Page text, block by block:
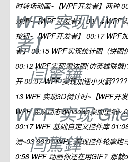
时转场动画~【WPF开发者】两种
效果~【WPF开发者】 00:14 WPF
按钮~【WPF开发者】 00:17 WPF
者】 00:15 WPF实现统计图（饼
00:12 WPF实现雷达图(仿英雄联
开 00:07 WPF 实现加速小火箭
13 WPF 实现3D倒计时~【WPF开
WPF 实现动态Windows桌面壁纸~
00:17 WPF 基础自定义控件库
测~03 00:07 WPF 实现控件轮廓
0:58 WPF 动画你还在用GIF？那
WPF实现
者】
闫驚鏵
WPF 实现
闫驚鏵